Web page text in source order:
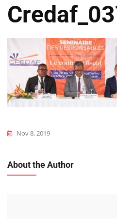
Nov 8, 2019
About the Author